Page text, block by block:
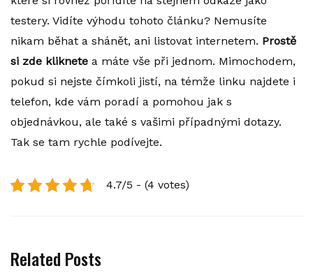
testery. Vidíte výhodu tohoto článku? Nemusíte
nikam běhat a shánět, ani listovat internetem. Prostě
si zde kliknete a máte vše při jednom. Mimochodem,
pokud si nejste čímkoli jistí, na témže linku najdete i
telefon, kde vám poradí a pomohou jak s
objednávkou, ale také s vašimi případnými dotazy.
Tak se tam rychle podívejte.
4.7/5 - (4 votes)
Related Posts